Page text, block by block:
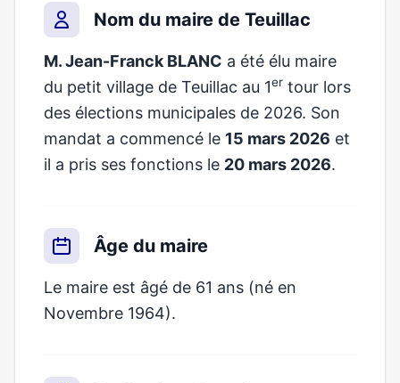
Nom du maire de Teuillac
M. Jean-Franck BLANC a été élu maire
du petit village de Teuillac au 1er tour lors
des élections municipales de 2026. Son
mandat a commencé le 15 mars 2026 et
il a pris ses fonctions le 20 mars 2026.
Âge du maire
Le maire est âgé de 61 ans (né en
Novembre 1964).